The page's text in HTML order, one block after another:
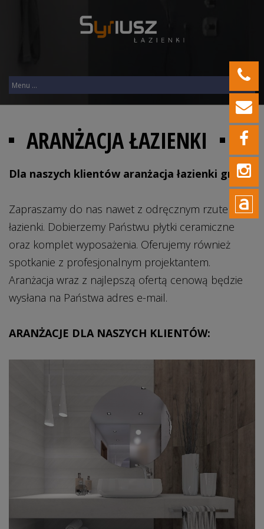
ARANŻACJA ŁAZIENKI
Dla naszych klientów aranżacja łazienki gratis!
Zapraszamy do nas nawet z odręcznym rzutem
łazienki. Dobierzemy Państwu płytki ceramiczne
oraz komplet wyposażenia. Oferujemy również
spotkanie z profesjonalnym projektantem.
Aranżacja wraz z najlepszą ofertą cenową będzie
wysłana na Państwa adres e-mail.
ARANŻACJE DLA NASZYCH KLIENTÓW: